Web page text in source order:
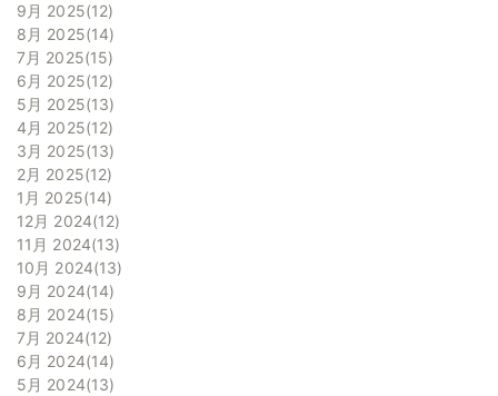
9月 2025 12
8月 2025 14
7月 2025 15
6月 2025 12
5月 2025 13
4月 2025 12
3月 2025 13
2月 2025 12
1月 2025 14
12月 2024 12
11月 2024 13
10月 2024 13
9月 2024 14
8月 2024 15
7月 2024 12
6月 2024 14
5月 2024 13